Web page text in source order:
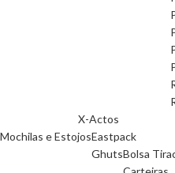
X-Actos
Mochilas e EstojosEastpack
GhutsBolsa